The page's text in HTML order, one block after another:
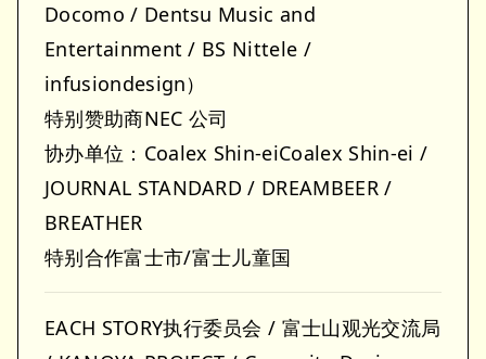
Docomo / Dentsu Music and
Entertainment / BS Nittele /
infusiondesign）
特别赞助商NEC 公司
协办单位：Coalex Shin-eiCoalex Shin-ei /
JOURNAL STANDARD / DREAMBEER /
BREATHER
特别合作富士市/富士儿童国
EACH STORY执行委员会 / 富士山观光交流局